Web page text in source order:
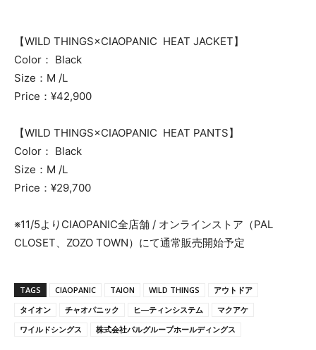
【WILD THINGS×CIAOPANIC HEAT JACKET】
Color： Black
Size：M /L
Price：¥42,900
【WILD THINGS×CIAOPANIC HEAT PANTS】
Color： Black
Size：M /L
Price：¥29,700
※11/5よりCIAOPANIC全店舗 / オンラインストア（PAL
CLOSET、ZOZO TOWN）にて通常販売開始予定
TAGS CIAOPANIC TAION WILD THINGS
アウトドア
タイオン
チャオパニック ヒ―ティンシステム
マクアケ
ワイルドシングス
株式会社パルグループホールディングス